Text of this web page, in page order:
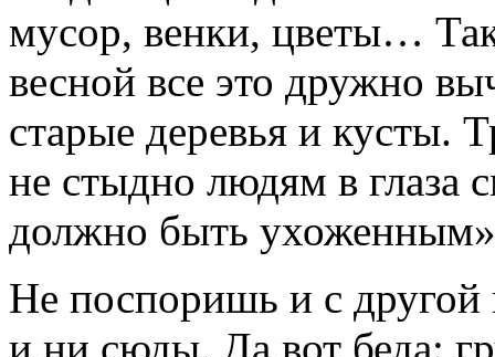
мусор, венки, цветы…
весной все это дружно
старые деревья и кусты.
не стыдно людям в глаза
должно быть
Не поспоришь и с
и ни сюды. Да вот беда: